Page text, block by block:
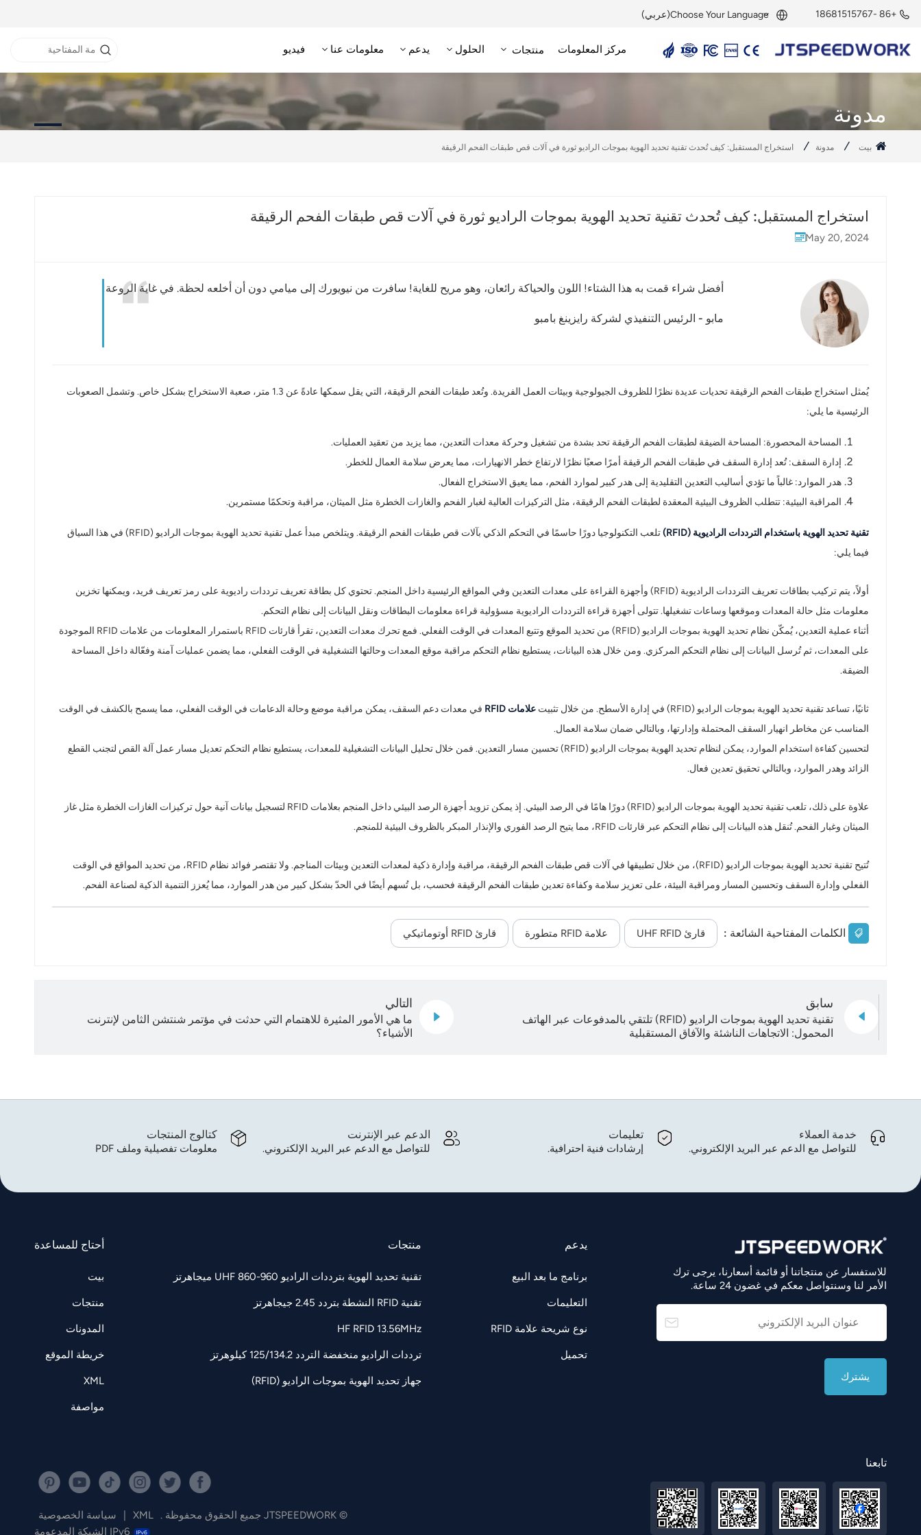
+86 -18681515767 Choose Your Language(عربي)
English
Deutsch
Español
Ελληνικά
Polski
แบบไทย
Indonesia
norsk
magyar
مركز المعلومات منتجات الحلول يدعم معلومات عنا فيديو
مدونة
بيت مدونة استخراج المستقبل: كيف تُحدث تقنية تحديد الهوية بموجات الراديو ثورة في آلات قص طبقات الفحم الرقيقة
استخراج المستقبل: كيف تُحدث تقنية تحديد الهوية بموجات الراديو ثورة في آلات قص طبقات الفحم الرقيقة
May 20, 2024
أفضل شراء قمت به هذا الشتاء! اللون والحياكة رائعان، وهو مريح للغاية! سافرت من نيويورك إلى ميامي دون أن أخلعه لحظة. في غاية الروعة!
مابو - الرئيس التنفيذي لشركة رايزينغ بامبو
يُمثل استخراج طبقات الفحم الرقيقة تحديات عديدة نظرًا للظروف الجيولوجية وبيئات العمل الفريدة. وتُعد طبقات الفحم الرقيقة، التي يقل سمكها عادةً عن 1.3 متر، صعبة الاستخراج بشكل خاص. وتشمل الصعوبات
الرئيسية ما يلي:
المساحة المحصورة: المساحة الضيقة لطبقات الفحم الرقيقة تحد بشدة من تشغيل وحركة معدات التعدين، مما يزيد من تعقيد العمليات.
إدارة السقف: تُعد إدارة السقف في طبقات الفحم الرقيقة أمرًا صعبًا نظرًا لارتفاع خطر الانهيارات، مما يعرض سلامة العمال للخطر.
هدر الموارد: غالباً ما تؤدي أساليب التعدين التقليدية إلى هدر كبير لموارد الفحم، مما يعيق الاستخراج الفعال.
المراقبة البيئية: تتطلب الظروف البيئية المعقدة لطبقات الفحم الرقيقة، مثل التركيزات العالية لغبار الفحم والغازات الخطرة مثل الميثان، مراقبة وتحكمًا مستمرين.
تقنية تحديد الهوية باستخدام الترددات الراديوية (RFID)
تلعب التكنولوجيا دورًا حاسمًا في التحكم الذكي بآلات قص طبقات الفحم الرقيقة. ويتلخص مبدأ عمل تقنية تحديد الهوية بموجات الراديو (RFID) في هذا السياق
فيما يلي:
أولاً، يتم تركيب بطاقات تعريف الترددات الراديوية (RFID) وأجهزة القراءة على معدات التعدين وفي المواقع الرئيسية داخل المنجم. تحتوي كل بطاقة تعريف ترددات راديوية على رمز تعريف فريد، ويمكنها تخزين
معلومات مثل حالة المعدات وموقعها وساعات تشغيلها. تتولى أجهزة قراءة الترددات الراديوية مسؤولية قراءة معلومات البطاقات ونقل البيانات إلى نظام التحكم.
أثناء عملية التعدين، يُمكّن نظام تحديد الهوية بموجات الراديو (RFID) من تحديد الموقع وتتبع المعدات في الوقت الفعلي. فمع تحرك معدات التعدين، تقرأ قارئات RFID باستمرار المعلومات من علامات RFID الموجودة
على المعدات، ثم تُرسل البيانات إلى نظام التحكم المركزي. ومن خلال هذه البيانات، يستطيع نظام التحكم مراقبة موقع المعدات وحالتها التشغيلية في الوقت الفعلي، مما يضمن عمليات آمنة وفعّالة داخل المساحة
الضيقة.
ثانيًا، تساعد تقنية تحديد الهوية بموجات الراديو (RFID) في إدارة الأسطح. من خلال تثبيت علامات RFID
في معدات دعم السقف، يمكن مراقبة موضع وحالة الدعامات في الوقت الفعلي، مما يسمح بالكشف في الوقت
المناسب عن مخاطر انهيار السقف المحتملة وإدارتها، وبالتالي ضمان سلامة العمال.
لتحسين كفاءة استخدام الموارد، يمكن لنظام تحديد الهوية بموجات الراديو (RFID) تحسين مسار التعدين. فمن خلال تحليل البيانات التشغيلية للمعدات، يستطيع نظام التحكم تعديل مسار عمل آلة القص لتجنب القطع
الزائد وهدر الموارد، وبالتالي تحقيق تعدين فعال.
علاوة على ذلك، تلعب تقنية تحديد الهوية بموجات الراديو (RFID) دورًا هامًا في الرصد البيئي. إذ يمكن تزويد أجهزة الرصد البيئي داخل المنجم بعلامات RFID لتسجيل بيانات آنية حول تركيزات الغازات الخطرة مثل غاز
الميثان وغبار الفحم. تُنقل هذه البيانات إلى نظام التحكم عبر قارئات RFID، مما يتيح الرصد الفوري والإنذار المبكر بالظروف البيئية للمنجم.
تُتيح تقنية تحديد الهوية بموجات الراديو (RFID)، من خلال تطبيقها في آلات قص طبقات الفحم الرقيقة، مراقبة وإدارة ذكية لمعدات التعدين وبيئات المناجم. ولا تقتصر فوائد نظام RFID، من تحديد المواقع في الوقت
الفعلي وإدارة السقف وتحسين المسار ومراقبة البيئة، على تعزيز سلامة وكفاءة تعدين طبقات الفحم الرقيقة فحسب، بل تُسهم أيضًا في الحدّ بشكل كبير من هدر الموارد، مما يُعزز التنمية الذكية لصناعة الفحم.
الكلمات المفتاحية الشائعة : قارئ UHF RFID علامة RFID متطورة قارئ RFID أوتوماتيكي
سابق
تقنية تحديد الهوية بموجات الراديو (RFID) تلتقي بالمدفوعات عبر الهاتف
المحمول: الاتجاهات الناشئة والآفاق المستقبلية
التالي
ما هي الأمور المثيرة للاهتمام التي حدثت في مؤتمر شنتشن الثامن لإنترنت
الأشياء؟
كتالوج المنتجات
معلومات تفصيلية وملف PDF
الدعم عبر الإنترنت
للتواصل مع الدعم عبر البريد الإلكتروني.
تعليمات
إرشادات فنية احترافية.
خدمة العملاء
للتواصل مع الدعم عبر البريد الإلكتروني.
للاستفسار عن منتجاتنا أو قائمة أسعارنا، يرجى ترك
الأمر لنا وسنتواصل معكم في غضون 24 ساعة.
يدعم
برنامج ما بعد البيع
التعليمات
نوع شريحة علامة RFID
تحميل
منتجات
تقنية تحديد الهوية بترددات الراديو UHF 860-960 ميجاهرتز
تقنية RFID النشطة بتردد 2.45 جيجاهرتز
HF RFID 13.56MHz
ترددات الراديو منخفضة التردد 125/134.2 كيلوهرتز
جهاز تحديد الهوية بموجات الراديو (RFID)
أحتاج للمساعدة
بيت
منتجات
المدونات
خريطة الموقع
XML
مواصفة
تابعنا
© JTSPEEDWORK جميع الحقوق محفوظة . XML
سياسة الخصوصية
IPv6 الشبكة المدعومة